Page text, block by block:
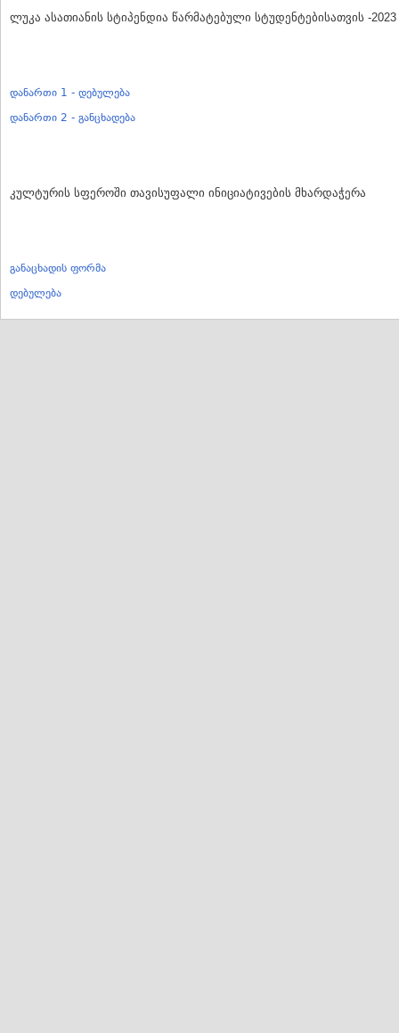
ლუკა ასათიანის სტიპენდია წარმატებული სტუდენტებისათვის -
დანართი 1 - დებულება
დანართი 2 - განცხადება
კულტურის სფეროში თავისუფალი ინიციატივების მხარდაჭერა
განაცხადის ფორმა
დებულება